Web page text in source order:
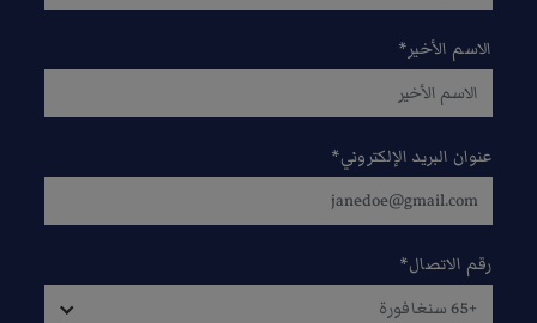
الاسم الأخير*
عنوان البريد الإلكتروني*
رقم الاتصال*
+65 سنغافورة